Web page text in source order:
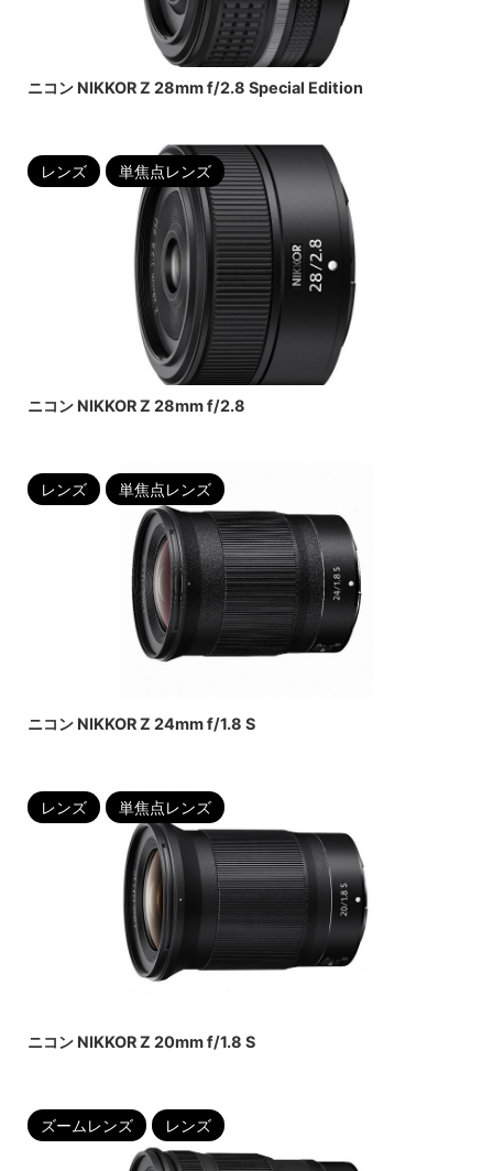
ニコン NIKKOR Z 28mm f/2.8 Special Edition
レンズ 単焦点レンズ
ニコン NIKKOR Z 28mm f/2.8
レンズ 単焦点レンズ
ニコン NIKKOR Z 24mm f/1.8 S
レンズ 単焦点レンズ
ニコン NIKKOR Z 20mm f/1.8 S
ズームレンズ レンズ